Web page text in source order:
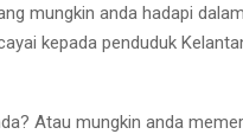
mungkin anda hadapi
kepada penduduk
Atau mungkin anda